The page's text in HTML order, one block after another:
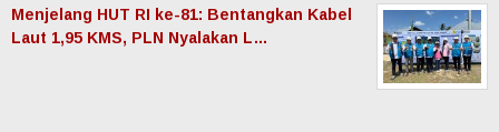
Menjelang HUT RI ke-81: Bentangkan Kabel
Laut 1,95 KMS, PLN Nyalakan L…